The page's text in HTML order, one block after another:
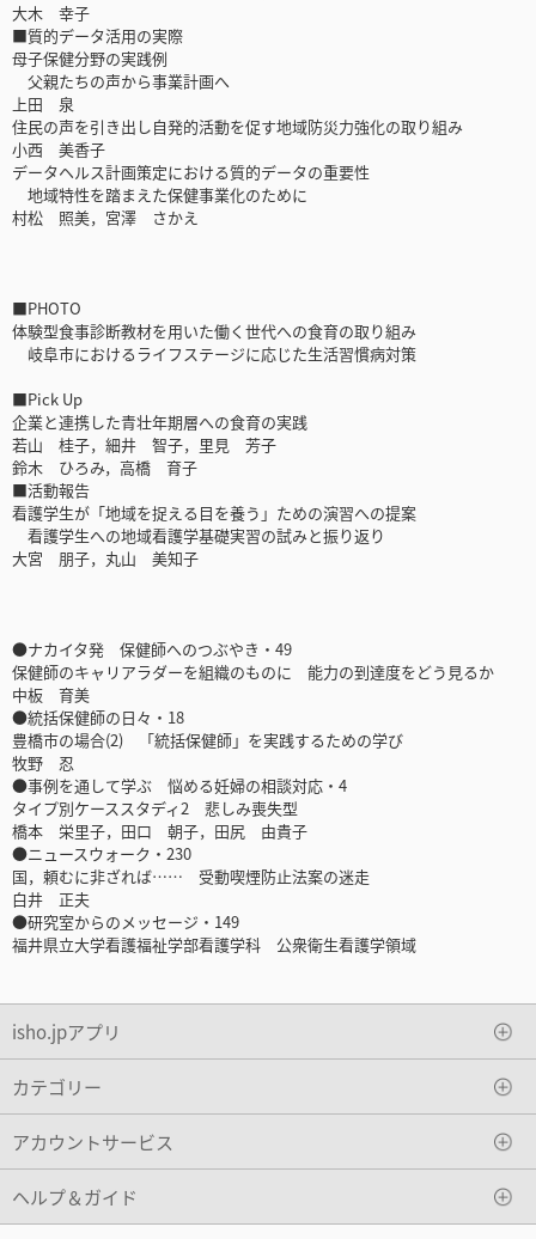
大木 幸子
■質的データ活用の実際
母子保健分野の実践例
父親たちの声から事業計画へ
上田 泉
住民の声を引き出し自発的活動を促す地域防災力強化の取り組み
小西 美香子
データヘルス計画策定における質的データの重要性
地域特性を踏まえた保健事業化のために
村松 照美，宮澤 さかえ
■PHOTO
体験型食事診断教材を用いた働く世代への食育の取り組み
岐阜市におけるライフステージに応じた生活習慣病対策
■Pick Up
企業と連携した青壮年期層への食育の実践
若山 桂子，細井 智子，里見 芳子
鈴木 ひろみ，高橋 育子
■活動報告
看護学生が「地域を捉える目を養う」ための演習への提案
看護学生への地域看護学基礎実習の試みと振り返り
大宮 朋子，丸山 美知子
●ナカイタ発 保健師へのつぶやき・49
保健師のキャリアラダーを組織のものに 能力の到達度をどう見るか
中板 育美
●統括保健師の日々・18
豊橋市の場合(2) 「統括保健師」を実践するための学び
牧野 忍
●事例を通して学ぶ 悩める妊婦の相談対応・4
タイプ別ケーススタディ2 悲しみ喪失型
橋本 栄里子，田口 朝子，田尻 由貴子
●ニュースウォーク・230
国，頼むに非ざれば…… 受動喫煙防止法案の迷走
白井 正夫
●研究室からのメッセージ・149
福井県立大学看護福祉学部看護学科 公衆衛生看護学領域
isho.jpアプリ
カテゴリー
アカウントサービス
ヘルプ＆ガイド